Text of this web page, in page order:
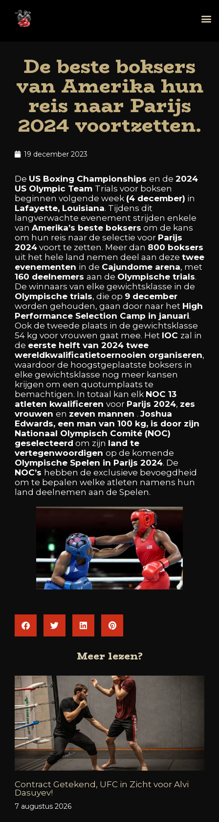
De beste boksers
van Amerika hun
reis naar Parijs
2024 voortzetten.
19 december 2023
De US Boxing Championships en de 2024
US Olympic Team Trials voor boksen
beginnen volgende week (4 december) in
Lafayette, Louisiana. Tijdens dit
langverwachte evenement strijden enkele
van Amerika’s beste boksers om de kans
om hun reis naar de selectie voor Parijs
2024 voort te zetten. Meer dan 800 boksers
uit het hele land nemen deel aan deze twee
evenementen in de Cajundome arena, met
160 deelnemers aan de Olympische trials.
De winnaars van elke gewichtsklasse in de
Olympische trials, die op 9 december
worden gehouden, gaan door naar het High
Performance Selection Camp in januari.
Ook de tweede plaats in de gewichtsklasse
54 kg voor vrouwen gaat mee. Het IOC zal in
de eerste helft van 2024 twee
wereldkwalificatietoernooien organiseren,
waardoor de hoogstgeplaatste boksers in
elke gewichtsklasse nog meer kansen
krijgen om een quotumplaats te
bemachtigen. In totaal kan elk NOC 13
atleten kwalificeren voor Parijs 2024, zes
vrouwen en zeven mannen . Joshua
Edwards, een man van 100 kg, is door zijn
Nationaal Olympisch Comité (NOC)
geselecteerd om zijn land te
vertegenwoordigen op de komende
Olympische Spelen in Parijs 2024. De
NOC’s hebben de exclusieve bevoegdheid
om te bepalen welke atleten namens hun
land deelnemen aan de Spelen.
Meer lezen?
Contract Getekend, UFC in Zicht voor Alvi
Dasuyev!
7 augustus 2026